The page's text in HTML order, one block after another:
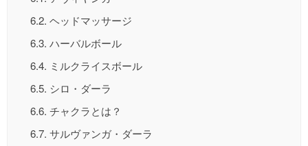
6.2. ヘッドマッサージ
6.3. ハーバルボール
6.4. ミルクライスボール
6.5. シロ・ダーラ
6.6. チャクラとは？
6.7. サルヴァンガ・ダーラ